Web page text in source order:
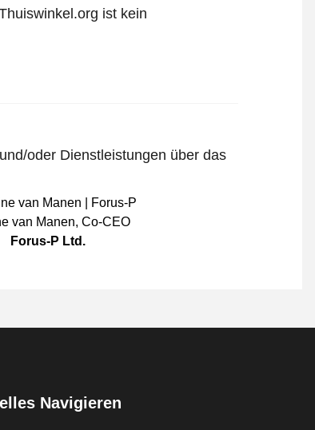
ist kein
oder Dienstleistungen über das
van Manen, Co-CEO
Forus-P Ltd.
Navigieren